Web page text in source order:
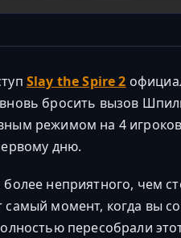
Slay the Spire 2
бросить вызов
режимом на 4
дню.
более неприятного, чем
момент, когда вы
пересобрали